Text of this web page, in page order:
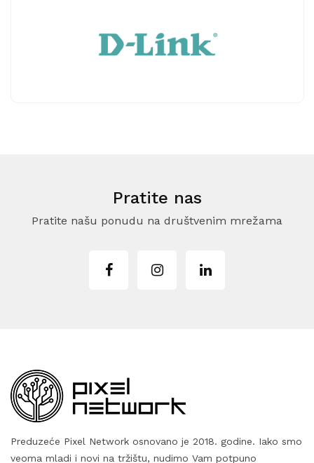
Pratite nas
Pratite našu ponudu na društvenim mrežama
Preduzeće Pixel Network osnovano je 2018. godine. Iako smo
veoma mladi i novi na tržištu, nudimo Vam potpuno